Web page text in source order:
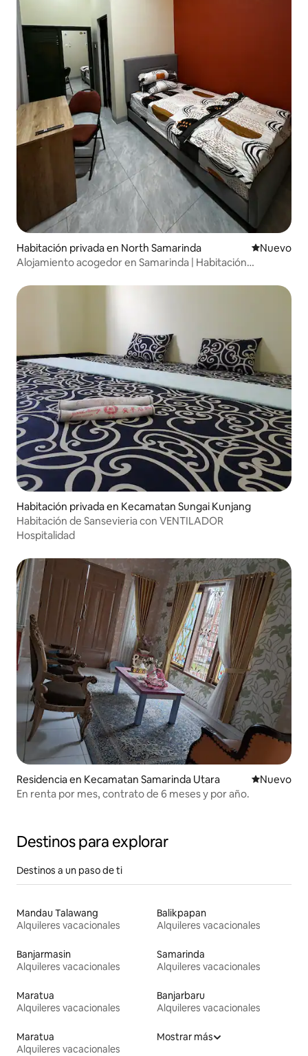
Habitación privada en North Samarinda Nuevo
Nuevo
Alojamiento acogedor en Samarinda | Habitación
Habitación privada en Kecamatan Sungai Kunjang
Habitación de Sansevieria con VENTILADOR
Hospitalidad
Residencia en Kecamatan Samarinda Utara Nuevo
Nuevo
En renta por mes, contrato de 6 meses y por año.
Destinos para explorar
Destinos a un paso de ti
Mandau Talawang
Alquileres vacacionales
Balikpapan
Alquileres vacacionales
Banjarmasin
Alquileres vacacionales
Samarinda
Alquileres vacacionales
Maratua
Alquileres vacacionales
Banjarbaru
Alquileres vacacionales
Maratua
Alquileres vacacionales
Mostrar más